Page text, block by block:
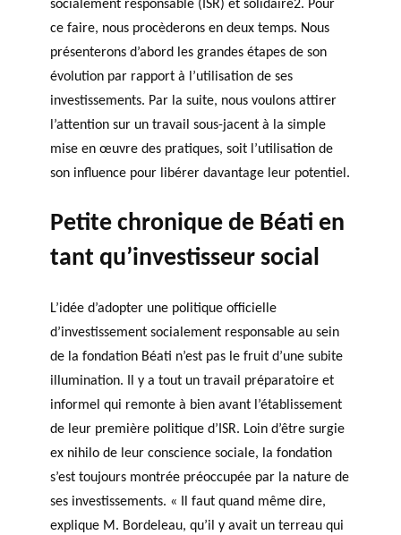
socialement responsable (ISR) et solidaire2. Pour
ce faire, nous procèderons en deux temps. Nous
présenterons d’abord les grandes étapes de son
évolution par rapport à l’utilisation de ses
investissements. Par la suite, nous voulons attirer
l’attention sur un travail sous-jacent à la simple
mise en œuvre des pratiques, soit l’utilisation de
son influence pour libérer davantage leur potentiel.
Petite chronique de Béati en
tant qu’investisseur social
L’idée d’adopter une politique officielle
d’investissement socialement responsable au sein
de la fondation Béati n’est pas le fruit d’une subite
illumination. Il y a tout un travail préparatoire et
informel qui remonte à bien avant l’établissement
de leur première politique d’ISR. Loin d’être surgie
ex nihilo de leur conscience sociale, la fondation
s’est toujours montrée préoccupée par la nature de
ses investissements. « Il faut quand même dire,
explique M. Bordeleau, qu’il y avait un terreau qui